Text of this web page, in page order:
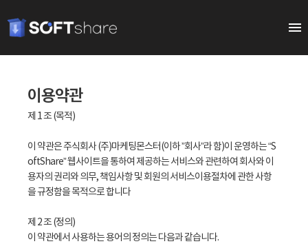
이용약관
제 1 조 (목적)
이 약관은 주식회사 (주)마케팅몬스터(이하 ”회사”라 함)이 운영하는 “S
oftShare” 웹사이트을 통하여 제공하는 서비스와 관련하여 회사와 이
용자의 권리와 의무, 책임사항 및 회원의 서비스이용절차에 관한 사항
을 규정함을 목적으로 합니다
제 2 조 (정의)
이 약관에서 사용하는 용어의 정의는 다음과 같습니다.